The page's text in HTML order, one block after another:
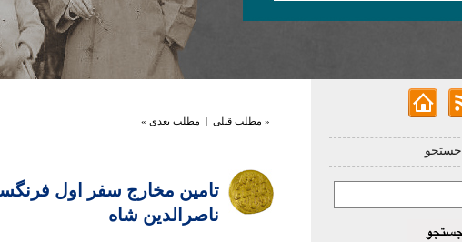
جستجو
« مطلب قبلی | مطلب بعدی »
تامین مخارج سفر اول
ناصرالدین شاه